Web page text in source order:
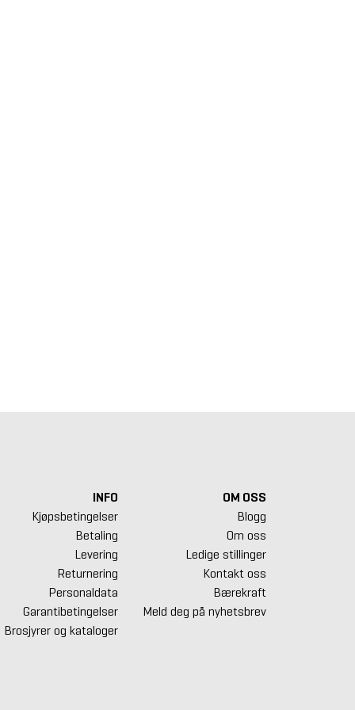
INFO
Kjøpsbetingelser
Betaling
Levering
Returnering
Personaldata
Garantibetingelser
Brosjyrer og kataloger
OM OSS
Blogg
Om oss
Ledige stillinger
Kontakt oss
Bærekraft
Meld deg på nyhetsbrev